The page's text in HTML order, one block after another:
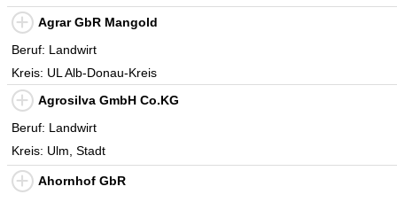
Agrar GbR Mangold
Beruf: Landwirt
Kreis: UL Alb-Donau-Kreis
Agrosilva GmbH Co.KG
Beruf: Landwirt
Kreis: Ulm, Stadt
Ahornhof GbR